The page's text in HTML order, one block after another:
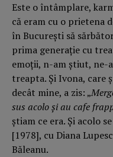
Este o întâmplare,
că eram cu o prietena
în București să
prima generație cu
emoții, n-am știut,
treapta. Și Ivona, care
decât mine, a zis: „
sus acolo și au cafe
știam ce era. Și acolo
[1978], cu Diana
Băleanu.